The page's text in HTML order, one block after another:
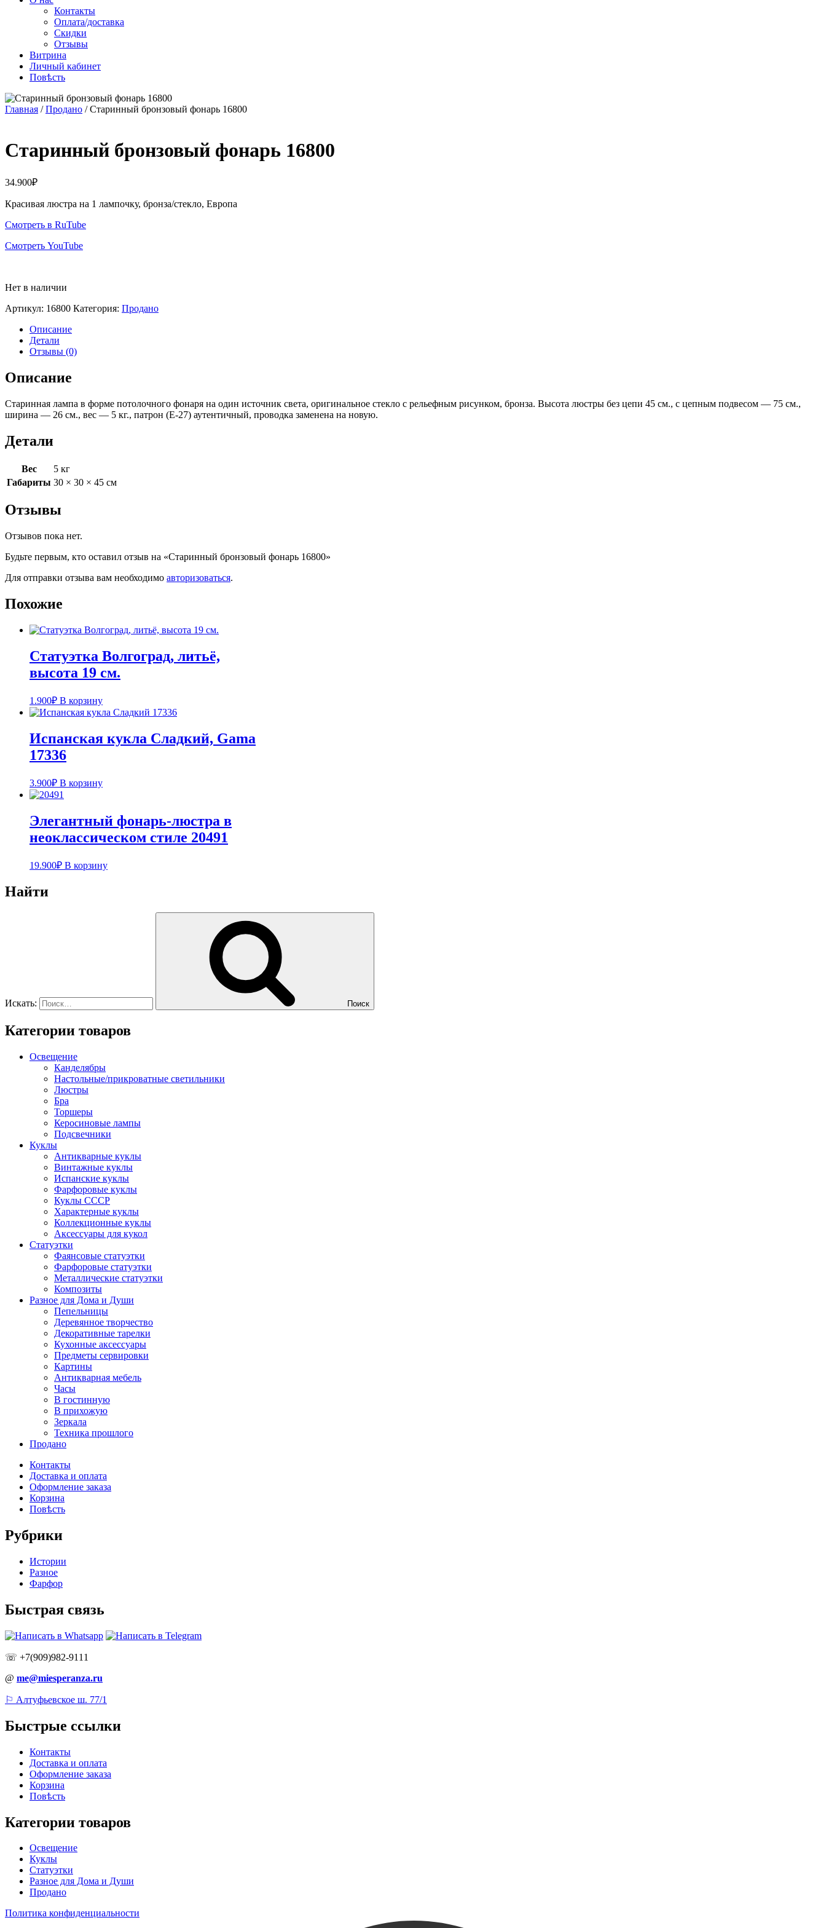
Контакты
Оплата/доставка
Скидки
Отзывы
Витрина
Личный кабинет
Повѣсть
Главная /Продано / Старинный бронзовый фонарь 16800
Старинный бронзовый фонарь 16800
34.900₽
Красивая люстра на 1 лампочку, бронза/стекло, Европа
Смотреть в RuTube
Смотреть YouTube
Нет в наличии
Артикул: 16800 Категория: Продано
Описание
Детали
Отзывы (0)
Описание
Старинная лампа в форме потолочного фонаря на один источник света, оригинальное стекло с рельефным рисунком, бронза. Высота люстры без цепи 45 см., с цепным подвесом — 75 см.,
ширина — 26 см., вес — 5 кг., патрон (Е-27) аутентичный, проводка заменена на новую.
Детали
Вес
5 кг
Габариты 30 × 30 × 45 см
Отзывы
Отзывов пока нет.
Будьте первым, кто оставил отзыв на «Старинный бронзовый фонарь 16800»
Для отправки отзыва вам необходимо авторизоваться.
Похожие
Статуэтка Волгоград, литьё,
высота 19 см.
1.900₽ В корзину
Испанская кукла Cладкий, Gama
17336
3.900₽ В корзину
Элегантный фонарь-люстра в
неоклассическом стиле 20491
19.900₽ В корзину
Найти
Искать: Поиск
Категории товаров
Освещение
Канделябры
Настольные/прикроватные светильники
Люстры
Бра
Торшеры
Керосиновые лампы
Подсвечники
Куклы
Антикварные куклы
Винтажные куклы
Испанские куклы
Фарфоровые куклы
Куклы СССР
Характерные куклы
Коллекционные куклы
Аксессуары для кукол
Статуэтки
Фаянсовые статуэтки
Фарфоровые статуэтки
Металлические статуэтки
Композиты
Разное для Дома и Души
Пепельницы
Деревянное творчество
Декоративные тарелки
Кухонные аксессуары
Предметы сервировки
Картины
Антикварная мебель
Часы
В гостинную
В прихожую
Зеркала
Техника прошлого
Продано
Контакты
Доставка и оплата
Оформление заказа
Корзина
Повѣсть
Рубрики
Истории
Разное
Фарфор
Быстрая связь
☏ +7(909)982-9111
@ me@miesperanza.ru
⚐ Алтуфьевское ш. 77/1
Быстрые ссылки
Контакты
Доставка и оплата
Оформление заказа
Корзина
Повѣсть
Категории товаров
Освещение
Куклы
Статуэтки
Разное для Дома и Души
Продано
Политика конфиденциальности